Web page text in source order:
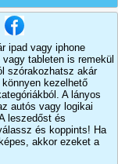
ipad vagy iphone
tableten is remekül
szórakozhatsz akár
kezelhető
A lányos
autós vagy logikai
leszedőst és
és koppints! Ha
akkor ezeket a